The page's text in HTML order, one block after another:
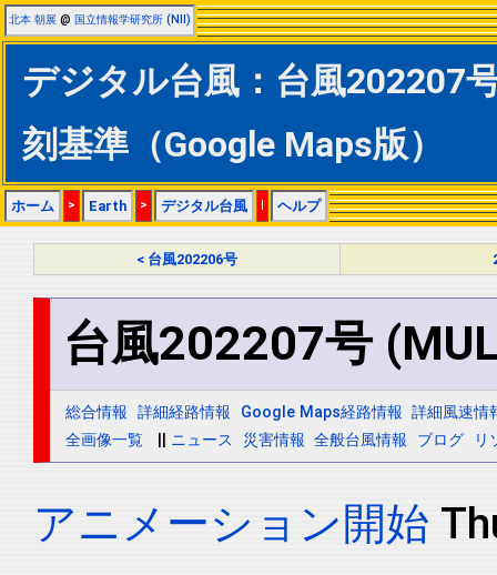
北本 朝展 @ 国立情報学研究所 (NII)
デジタル台風：台風202207
刻基準（Google Maps版）
ホーム > Earth > デジタル台風 | ヘルプ
< 台風202206号
台風202207号
総合情報 詳細経路情報 Google Maps経路情報 詳細風速情
全画像一覧
ニュース 災害情報 全般台風情報 ブログ リ
アニメーション開始